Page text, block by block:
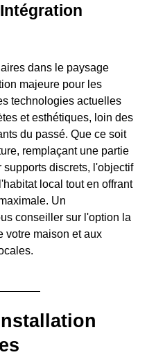
dans le paysage
majeure pour les
technologies actuelles
et esthétiques, loin des
du passé. Que ce soit
remplaçant une partie
discrets, l'objectif
local tout en offrant
Un
conseiller sur l'option la
votre maison et aux